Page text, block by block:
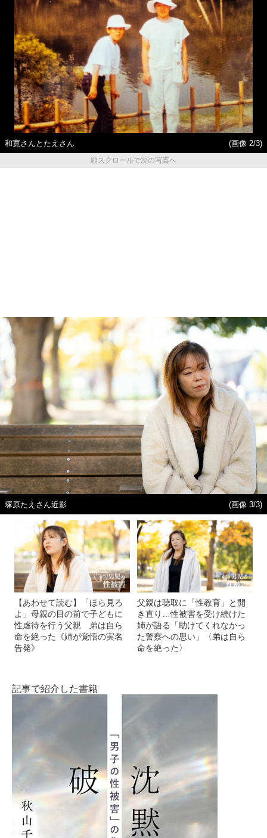
和寛さんとたえさん
(画像 2/3)
縦スクロールで次の写真へ
塚原たえさん近影 (画像 3/3)
【あわせて読む】「ほら見ろ
よ」母親の目の前で子どもに
性虐待を行う父親 弟は自ら
命を絶った《姉が覚悟の実名
告発》
父親は聴取に「性教育」と開
き直り…性被害を受け続けた
姉が語る「助けてくれなかっ
た警察への思い」〈弟は自ら
命を絶った〉
記事で紹介した書籍